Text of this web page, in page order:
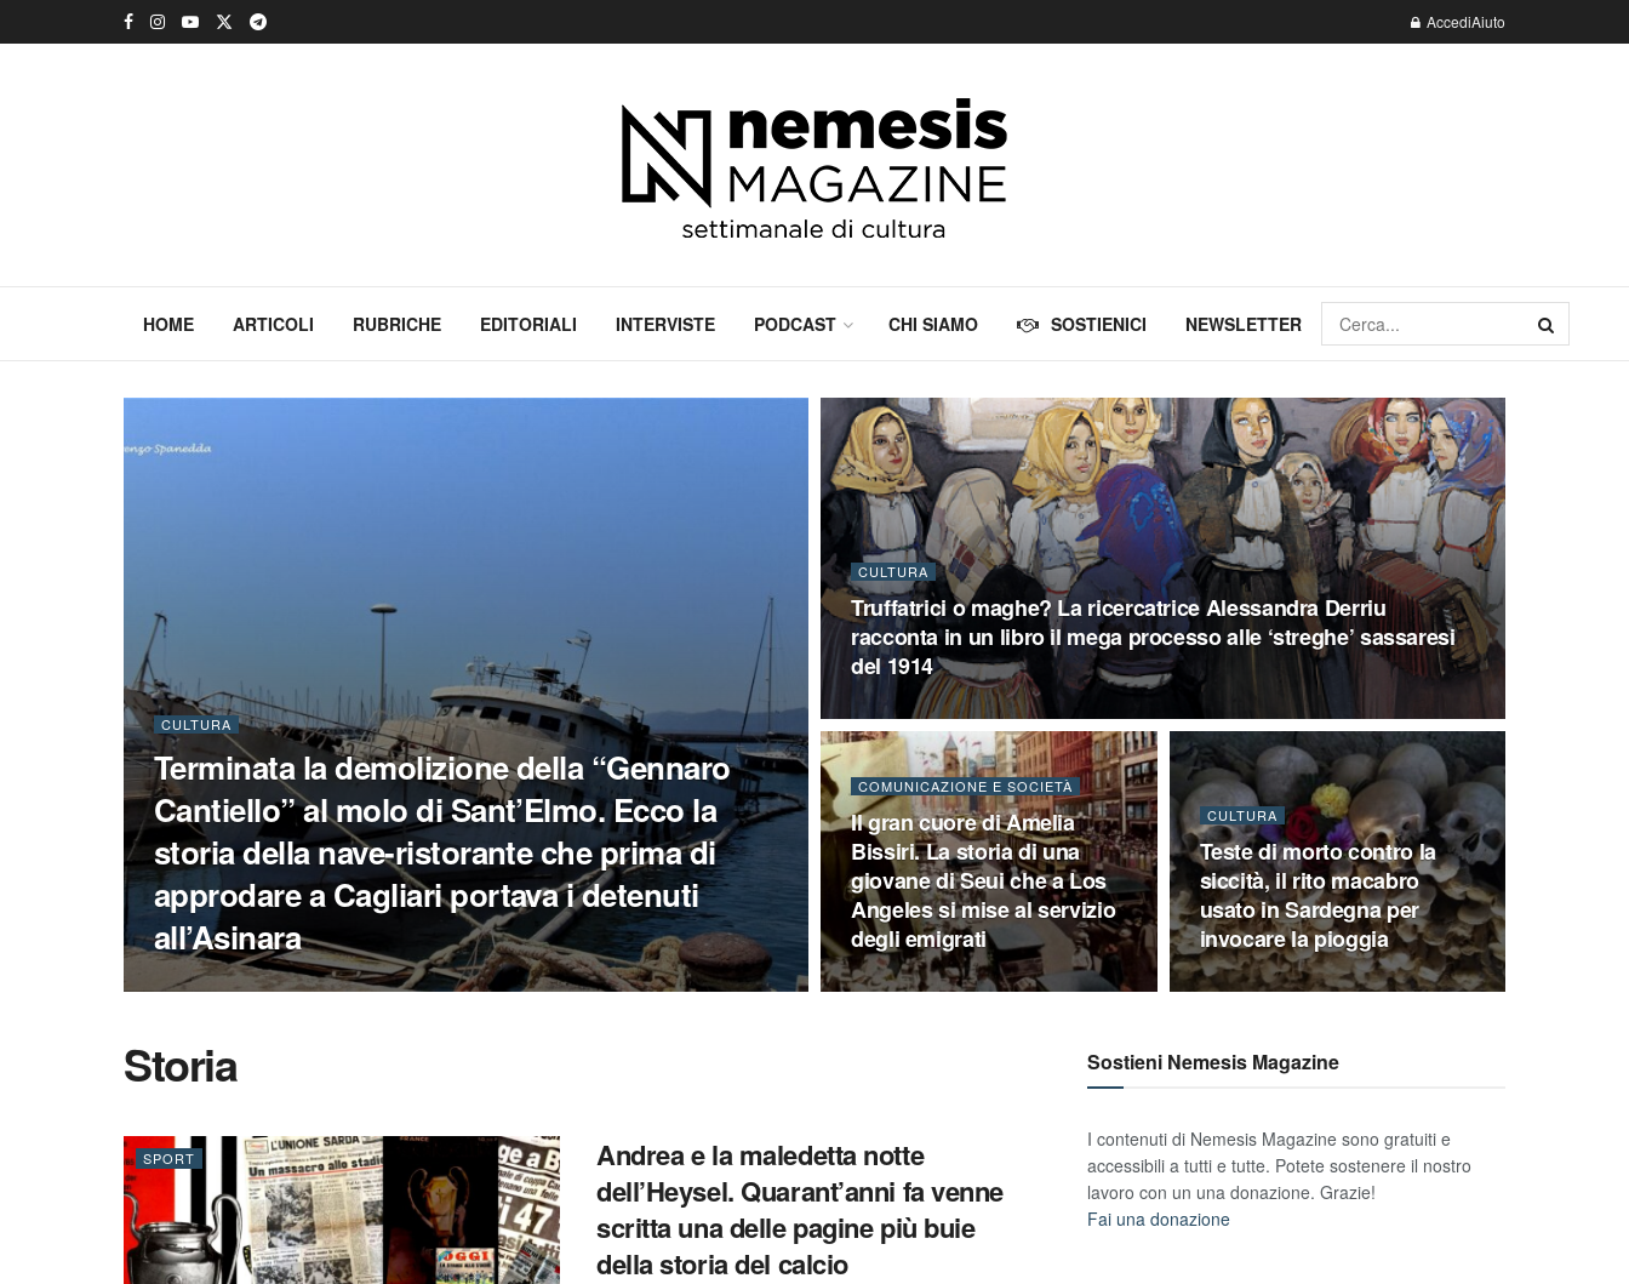
AccediAiuto
HOME ARTICOLI RUBRICHE EDITORIALI INTERVISTE PODCAST CHI SIAMO SOSTIENICI NEWSLETTER
CULTURA
Terminata la demolizione della “Gennaro
Cantiello” al molo di Sant’Elmo. Ecco la
storia della nave-ristorante che prima di
approdare a Cagliari portava i detenuti
all’Asinara
CULTURA
Truffatrici o maghe? La ricercatrice Alessandra Derriu
racconta in un libro il mega processo alle ‘streghe’ sassaresi
del 1914
COMUNICAZIONE E SOCIETÀ
Il gran cuore di Amelia
Bissiri. La storia di una
giovane di Seui che a Los
Angeles si mise al servizio
degli emigrati
CULTURA
Teste di morto contro la
siccità, il rito macabro
usato in Sardegna per
invocare la pioggia
Storia
SPORT
Andrea e la maledetta notte
dell’Heysel. Quarant’anni fa venne
scritta una delle pagine più buie
della storia del calcio
Sostieni Nemesis Magazine
I contenuti di Nemesis Magazine sono gratuiti e
accessibili a tutti e tutte. Potete sostenere il nostro
lavoro con un una donazione. Grazie!
Fai una donazione